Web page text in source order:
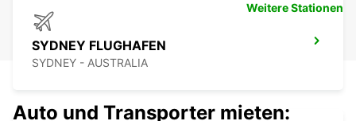
SYDNEY FLUGHAFEN
SYDNEY - AUSTRALIA
Weitere Stationen
Auto und Transporter mieten: